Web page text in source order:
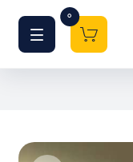
0